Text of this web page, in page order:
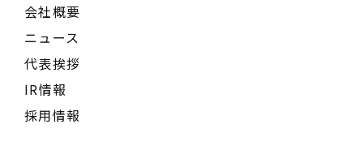
会社概要
ニュース
代表挨拶
IR情報
採用情報